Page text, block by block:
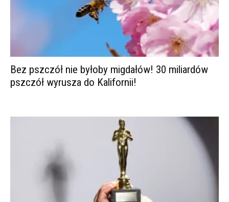
Bez pszczół nie byłoby migdałów! 30 miliardów
pszczół wyrusza do Kalifornii!